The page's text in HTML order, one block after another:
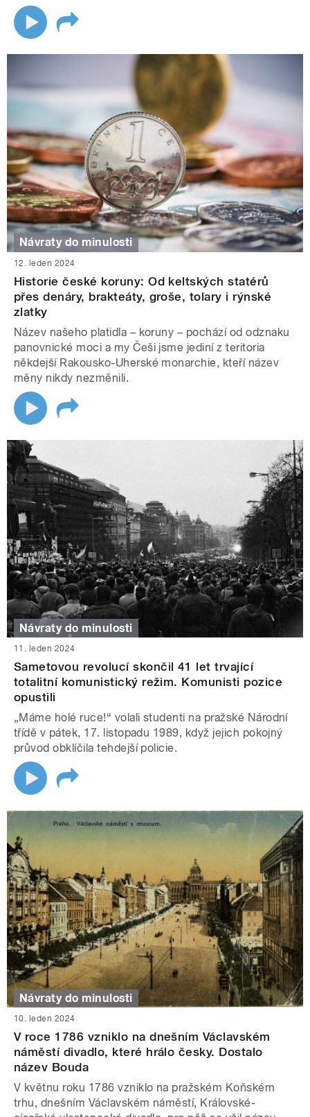
Návraty do minulosti
12. leden 2024
Historie české koruny: Od keltských statérů
přes denáry, brakteáty, groše, tolary i rýnské
zlatky
Název našeho platidla – koruny – pochází od odznaku
panovnické moci a my Češi jsme jediní z teritoria
někdejší Rakousko-Uherské monarchie, kteří název
měny nikdy nezměnili.
Návraty do minulosti
11. leden 2024
Sametovou revolucí skončil 41 let trvající
totalitní komunistický režim. Komunisti pozice
opustili
„Máme holé ruce!“ volali studenti na pražské Národní
třídě v pátek, 17. listopadu 1989, když jejich pokojný
průvod obklíčila tehdejší policie.
Návraty do minulosti
10. leden 2024
V roce 1786 vzniklo na dnešním Václavském
náměstí divadlo, které hrálo česky. Dostalo
název Bouda
V květnu roku 1786 vzniklo na pražském Koňském
trhu, dnešním Václavském náměstí, Královské-